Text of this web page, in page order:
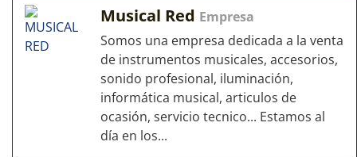
Musical Red Empresa
Somos una empresa dedicada a la venta
de instrumentos musicales, accesorios,
sonido profesional, iluminación,
informática musical, articulos de
ocasión, servicio tecnico... Estamos al
día en los...